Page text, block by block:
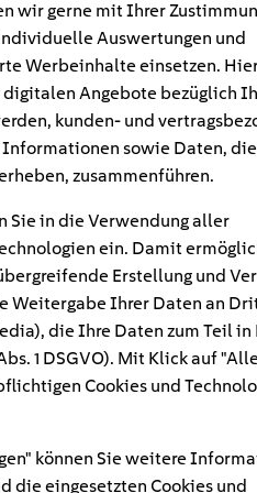
#
wir gerne mit Ihrer
Auswertungen und
Werbeinhalte einsetzen.
Angebote bezüglich
kunden- und
sowie Daten,
zusammenführen.
Sie in die Verwendung aller
ein. Damit
Erstellung und
Weitergabe Ihrer Daten an
die Ihre Daten zum Teil in
1 DSGVO). Mit Klick auf
Cookies und
können Sie weitere
die eingesetzten Cookies und